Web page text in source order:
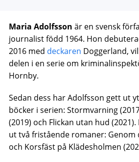
Maria Adolfsson är en svensk
journalist född 1964. Hon
2016 med deckaren Doggerland,
delen i en serie om
Hornby.
Sedan dess har Adolfsson gett ut
böcker i serien: Stormvarning
(2019) och Flickan utan hud
ut två fristående romaner: Genom
och Korsfäst på Klädesholmen